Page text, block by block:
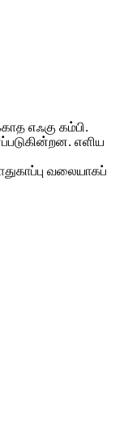
எஃகு கம்பி.
எளிய
வலையாகப்